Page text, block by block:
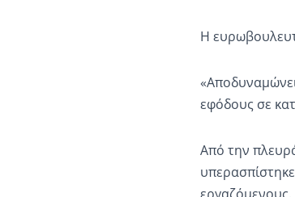
Η
«Αποδυναμώνει
εφόδους σε
Από την